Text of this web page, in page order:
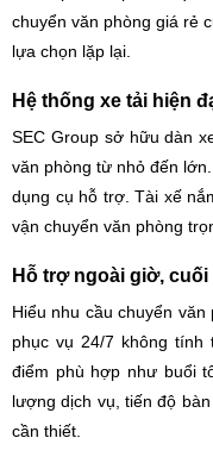
chuyển văn phòng giá rẻ
lựa chọn lặp lại.
Hệ thống xe tải hiện
SEC Group sở hữu dàn
văn phòng từ nhỏ đến
dụng cụ hỗ trợ. Tài xế
vận chuyển văn phòng
Hỗ trợ ngoài giờ,
Hiểu nhu cầu chuyển
phục vụ 24/7 không
điểm phù hợp như buổi
lượng dịch vụ, tiến độ
cần thiết.